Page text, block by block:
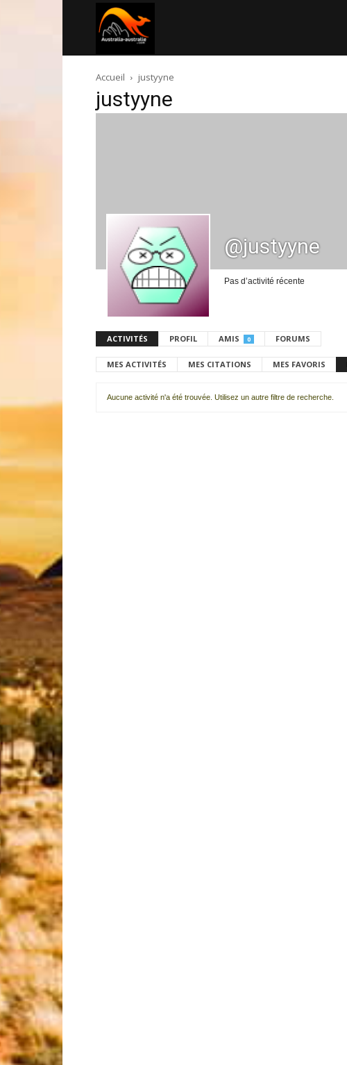
australie.com
Accueil justyyne
justyyne
@justyyne
Pas d’activité récente
ACTIVITÉS PROFIL AMIS 0 FORUMS
MES ACTIVITÉS MES CITATIONS MES FAVORIS
Aucune activité n'a été trouvée. Utilisez un autre filtre de recherche.